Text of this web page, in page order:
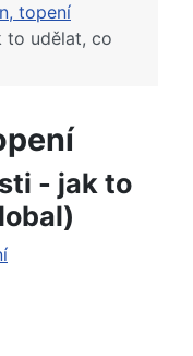
topení
to udělat, co
- jak to